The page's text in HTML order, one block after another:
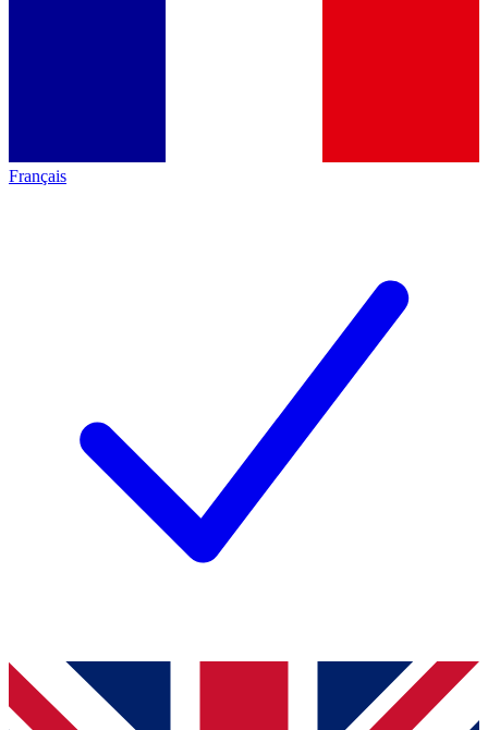
Français